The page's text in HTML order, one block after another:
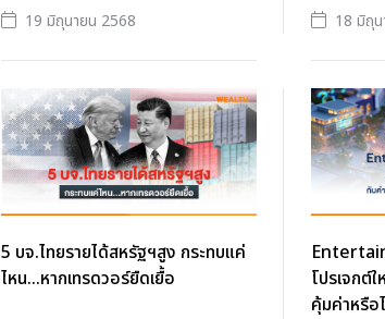
19 มิถุนายน 2568 18 มิถุ
5 บจ.ไทยรายได้สหรัฐฯสูง กระทบแค่
ไหน...หากเทรดวอร์ยืดเยื้อ
โปรเจกต์
คุ้มค่าหรือ